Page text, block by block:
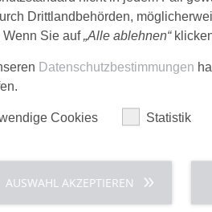
Drittlandbehörden,
Wenn Sie auf„Alle ablehnen“
Datenschutzbestimmungen
Cookies Statistik
AUSWAHL AKZEPTIEREN